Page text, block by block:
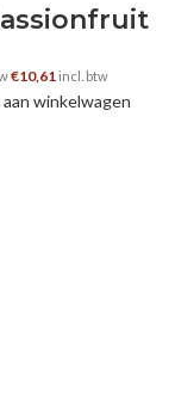
€10,61 incl. btw
winkelwagen